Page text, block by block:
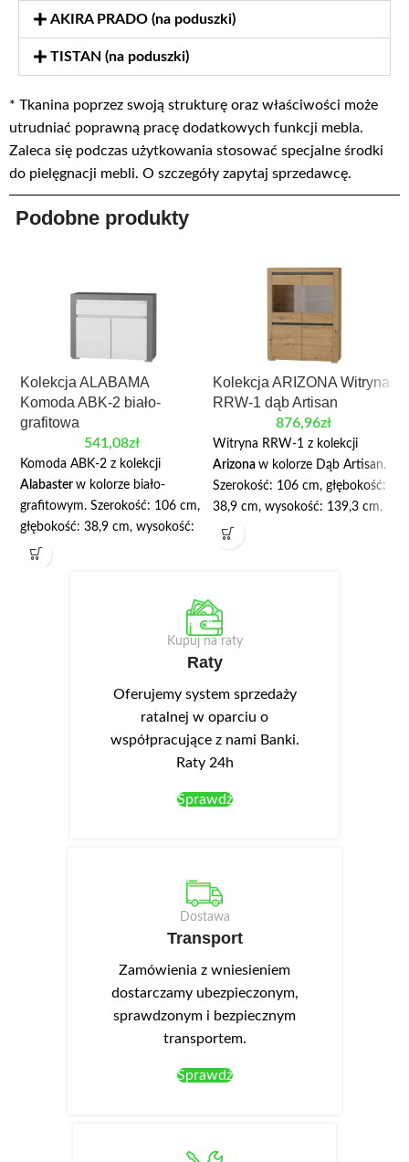
AKIRA PRADO (na poduszki)
TISTAN (na poduszki)
* Tkanina poprzez swoją strukturę oraz właściwości może
utrudniać poprawną pracę dodatkowych funkcji mebla.
Zaleca się podczas użytkowania stosować specjalne środki
do pielęgnacji mebli. O szczegóły zapytaj sprzedawcę.
Podobne produkty
Kolekcja ALABAMA
Komoda ABK-2 biało-
grafitowa
541,08zł
Komoda ABK-2 z kolekcji
Alabaster w kolorze biało-
grafitowym. Szerokość: 106 cm,
głębokość: 38,9 cm, wysokość:
83,7 cm. Wyposażona została w
odporności na zarysowania.
Białe fronty posiadają matowe
wykończenie powierzchni, na
której niewidoczne są odciski
kolorze białym zimnym, które
montuje się w wieńcu górnym.
Kolekcja ARIZONA Witryna
RRW-1 dąb Artisan
876,96zł
Witryna RRW-1 z kolekcji
Arizona w kolorze Dąb Artisan.
Szerokość: 106 cm, głębokość:
38,9 cm, wysokość: 139,3 cm.
Witryna czterodrzwiowa. W
górnej, przeszklonej części są
wykonany jest z wysokiej jakości
płyty laminowanej o grubości 16
podchwyty ułatwiające
otwieranie. Opcjonalnie można
dokupić oświetlenie LED NEO-
13 w kolorze białym zimnym,
montowane w wieńcu górnym.
Kupuj na raty
Raty
Oferujemy system sprzedaży
ratalnej w oparciu o
współpracujące z nami Banki.
Raty 24h
Sprawdź
Dostawa
Transport
Zamówienia z wniesieniem
dostarczamy ubezpieczonym,
sprawdzonym i bezpiecznym
transportem.
Sprawdź